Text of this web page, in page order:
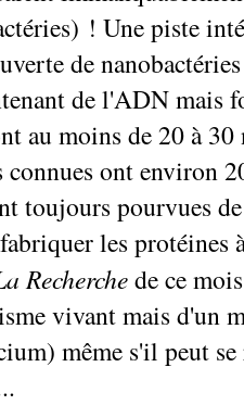
! Une piste
de
de l'ADN mais
au moins de 20 à 30
ont environ
toujours pourvues
les protéines
Recherchede ce
vivant mais d'un
même s'il peut